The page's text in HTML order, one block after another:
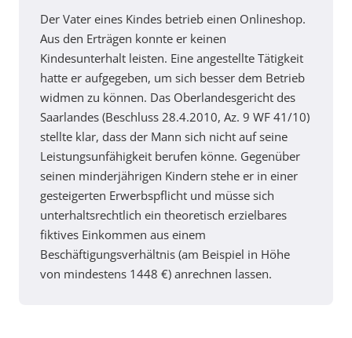
Der Vater eines Kindes betrieb einen Onlineshop.
Aus den Erträgen konnte er keinen
Kindesunterhalt leisten. Eine angestellte Tätigkeit
hatte er aufgegeben, um sich besser dem Betrieb
widmen zu können. Das Oberlandesgericht des
Saarlandes (Beschluss 28.4.2010, Az. 9 WF 41/10)
stellte klar, dass der Mann sich nicht auf seine
Leistungsunfähigkeit berufen könne. Gegenüber
seinen minderjährigen Kindern stehe er in einer
gesteigerten Erwerbspflicht und müsse sich
unterhaltsrechtlich ein theoretisch erzielbares
fiktives Einkommen aus einem
Beschäftigungsverhältnis (am Beispiel in Höhe
von mindestens 1448 €) anrechnen lassen.